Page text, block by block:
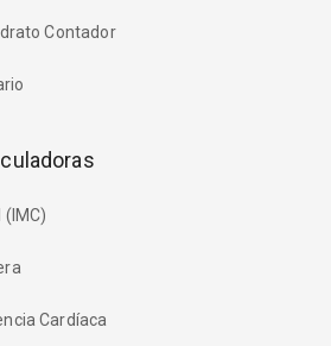
Contador
(IMC)
Cardíaca